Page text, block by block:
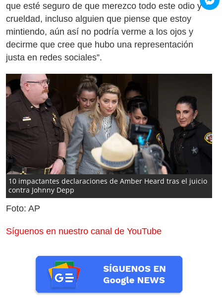
que esté seguro de que merezco todo este odio y
crueldad, incluso alguien que piense que estoy
mintiendo, aún así no podría verme a los ojos y
decirme que cree que hubo una representación
justa en redes sociales”.
10 impactantes declaraciones de Amber Heard tras el juicio
contra Johnny Depp
Foto: AP
Síguenos en nuestro canal de YouTube